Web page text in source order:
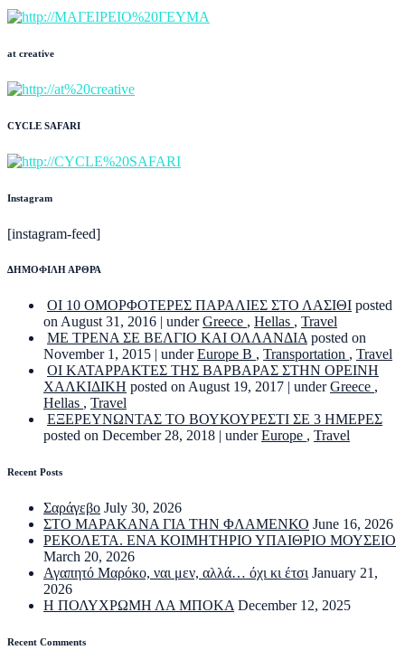
at creative
CYCLE SAFARI
Instagram
[instagram-feed]
ΔΗΜΟΦΙΛΗ ΑΡΘΡΑ
ΟΙ 10 ΟΜΟΡΦΟΤΕΡΕΣ ΠΑΡΑΛΙΕΣ ΣΤΟ ΛΑΣΙΘΙ posted
on August 31, 2016 | underGreece , Hellas , Travel
ΜΕ ΤΡΕΝΑ ΣΕ ΒΕΛΓΙΟ ΚΑΙ ΟΛΛΑΝΔΙΑ posted on
November 1, 2015 | underEurope B , Transportation , Travel
ΟΙ ΚΑΤΑΡΡΑΚΤΕΣ ΤΗΣ ΒΑΡΒΑΡΑΣ ΣΤΗΝ ΟΡΕΙΝΗ
ΧΑΛΚΙΔΙΚΗ posted on August 19, 2017 | underGreece ,
Hellas , Travel
ΕΞΕΡΕΥΝΩΝΤΑΣ ΤΟ ΒΟΥΚΟΥΡΕΣΤΙ ΣΕ 3 ΗΜΕΡΕΣ
posted on December 28, 2018 | underEurope , Travel
Recent Posts
Σαράγεβο July 30, 2026
ΣΤΟ ΜΑΡΑΚΑΝΑ ΓΙΑ ΤΗΝ ΦΛΑΜΕΝΚΟ June 16, 2026
ΡΕΚΟΛΕΤΑ. ΕΝΑ ΚΟΙΜΗΤΗΡΙΟ ΥΠΑΙΘΡΙΟ ΜΟΥΣΕΙΟ
March 20, 2026
Αγαπητό Μαρόκο, ναι μεν, αλλά… όχι κι έτσι January 21,
2026
Η ΠΟΛΥΧΡΩΜΗ ΛΑ ΜΠΟΚΑ December 12, 2025
Recent Comments